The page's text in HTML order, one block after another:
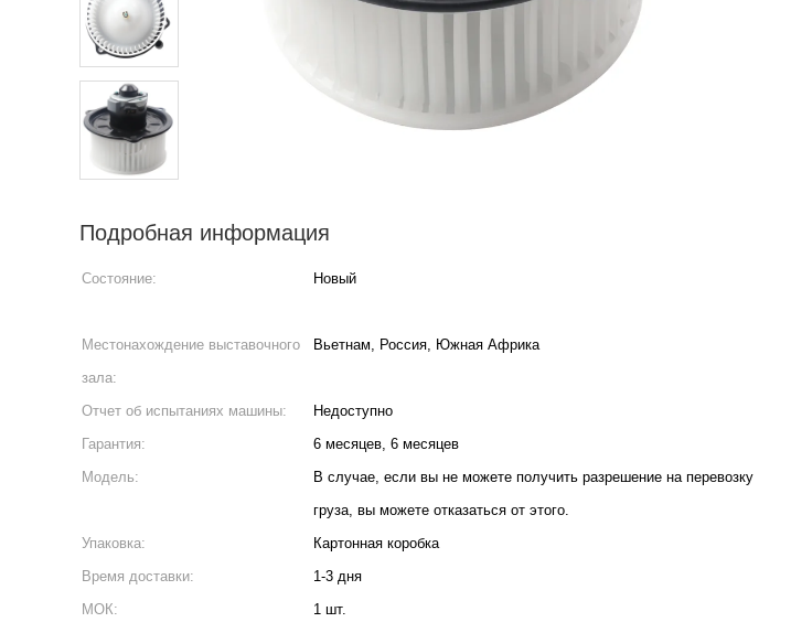
Подробная информация
Состояние: Новый
Местонахождение выставочного
зала:
Вьетнам, Россия, Южная Африка
Отчет об испытаниях машины: Недоступно
Гарантия:
6 месяцев, 6 месяцев
Модель:
В случае, если вы не можете получить разрешение на перевозку
груза, вы можете отказаться от этого.
Упаковка: Картонная коробка
Время доставки:
1-3 дня
МОК:
1 шт.